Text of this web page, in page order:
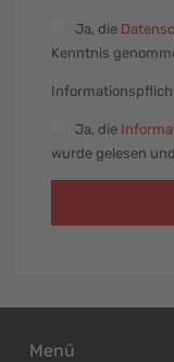
Ja, die
Kenntnis
Ja, die
wurde gelesen
Menü